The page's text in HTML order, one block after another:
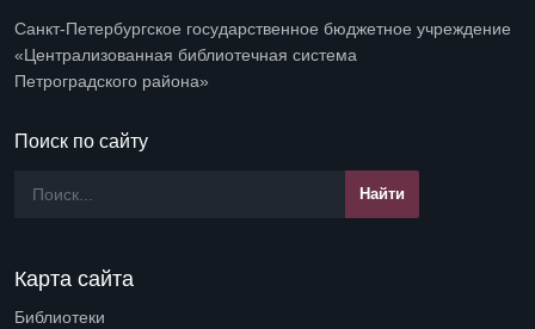
Санкт-Петербургское государственное бюджетное учреждение
«Централизованная библиотечная система
Петроградского района»
Поиск по сайту
Карта сайта
Библиотеки